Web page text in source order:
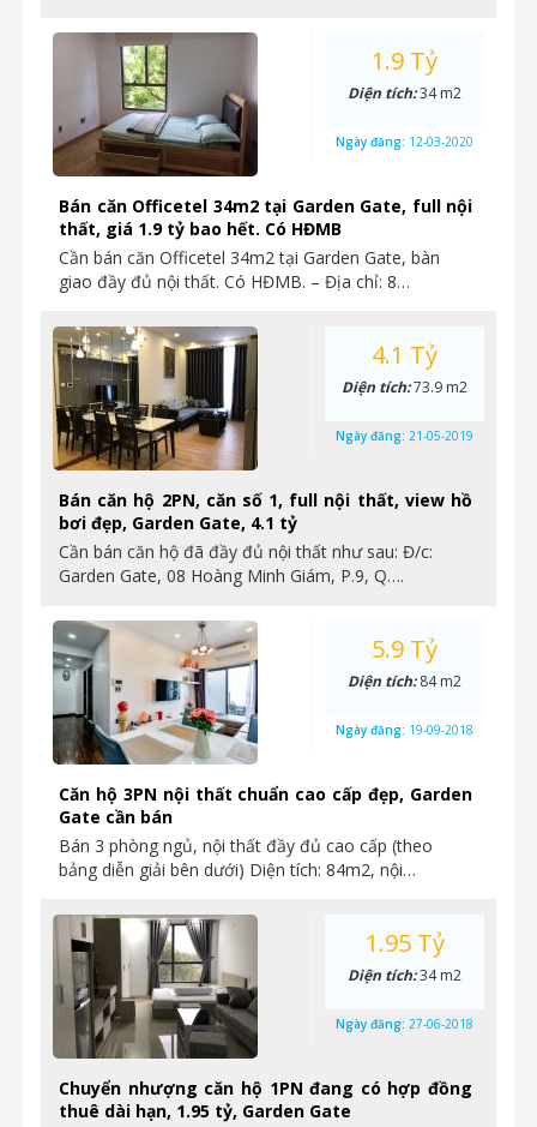
Bán căn Officetel 34m2 tại Garden Gate, full nội
thất, giá 1.9 tỷ bao hết. Có HĐMB
Cần bán căn Officetel 34m2 tại Garden Gate, bàn
giao đầy đủ nội thất. Có HĐMB. – Địa chỉ: 8…
1.9 Tỷ
Diện tích:34 m2
Ngày đăng: 12-03-2020
Bán căn hộ 2PN, căn số 1, full nội thất, view hồ
bơi đẹp, Garden Gate, 4.1 tỷ
Cần bán căn hộ đã đầy đủ nội thất như sau: Đ/c:
Garden Gate, 08 Hoàng Minh Giám, P.9, Q….
4.1 Tỷ
Diện tích:73.9 m2
Ngày đăng: 21-05-2019
Căn hộ 3PN nội thất chuẩn cao cấp đẹp, Garden
Gate cần bán
Bán 3 phòng ngủ, nội thất đầy đủ cao cấp (theo
bảng diễn giải bên dưới) Diện tích: 84m2, nội…
5.9 Tỷ
Diện tích:84 m2
Ngày đăng: 19-09-2018
Chuyển nhượng căn hộ 1PN đang có hợp đồng
thuê dài hạn, 1.95 tỷ, Garden Gate
1.95 Tỷ
Diện tích:34 m2
Ngày đăng: 27-06-2018